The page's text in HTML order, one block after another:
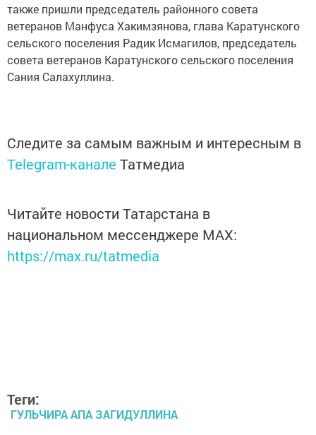
также пришли председатель районного совета
ветеранов Манфуса Хакимзянова, глава Каратунского
сельского поселения Радик Исмагилов, председатель
совета ветеранов Каратунского сельского поселения
Сания Салахуллина.
Следите за самым важным и интересным в
Telegram-канале Татмедиа
Читайте новости Татарстана в
национальном мессенджере MАХ:
https://max.ru/tatmedia
Теги:
ГУЛЬЧИРА АПА ЗАГИДУЛЛИНА